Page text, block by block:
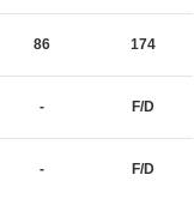
86 174
- F/D
- F/D